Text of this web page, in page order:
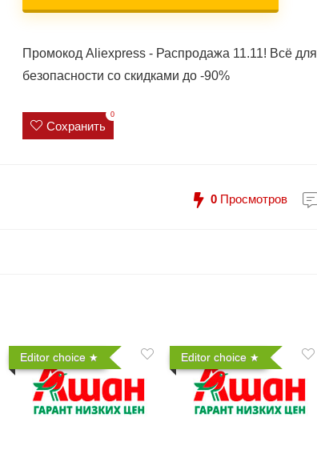
Промокод Aliexpress - Распродажа 11.11! Всё для
безопасности со скидками до -90%
Сохранить
0
0 Просмотров
Editor choice Editor choice